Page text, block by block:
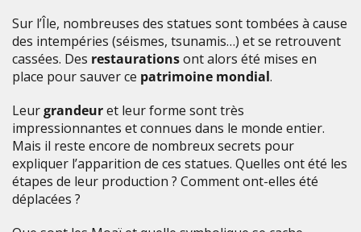
Sur l’Île, nombreuses des statues sont tombées à cause
des intempéries (séismes, tsunamis…) et se retrouvent
cassées. Des restaurationsont alors été mises en
place pour sauver ce patrimoine mondial.
Leurgrandeuret leur forme sont très
impressionnantes et connues dans le monde entier.
Mais il reste encore de nombreux secrets pour
expliquer l’apparition de ces statues. Quelles ont été les
étapes de leur production ? Comment ont-elles été
déplacées ?